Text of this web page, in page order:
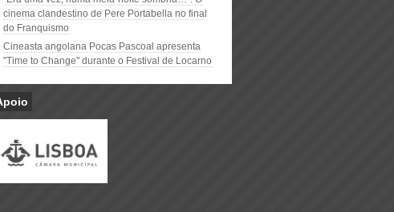
cinema clandestino de Pere Portabella no final
do Franquismo
Cineasta angolana Pocas Pascoal apresenta
"Time to Change" durante o Festival de Locarno